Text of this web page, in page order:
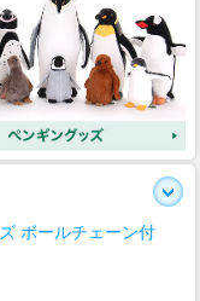
ボールチェーン付